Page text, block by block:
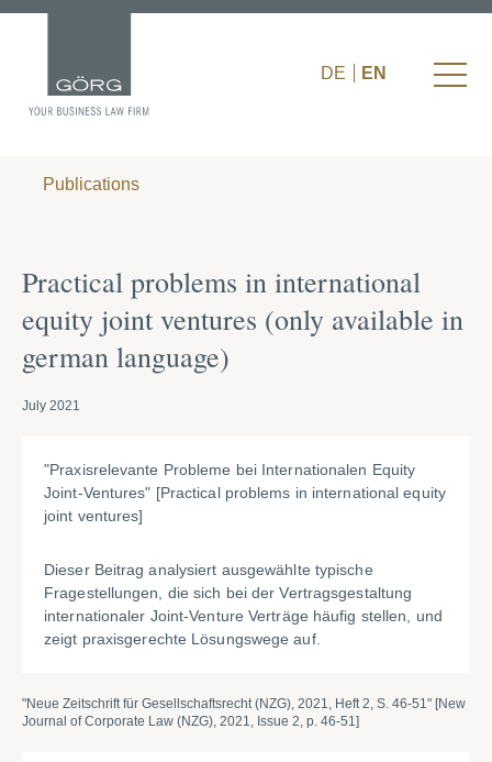
DE EN
Publications
Practical problems in international
equity joint ventures (only available in
german language)
July 2021
"Praxisrelevante Probleme bei Internationalen Equity
Joint-Ventures" [Practical problems in international equity
joint ventures]
Dieser Beitrag analysiert ausgewählte typische
Fragestellungen, die sich bei der Vertragsgestaltung
internationaler Joint-Venture Verträge häufig stellen, und
zeigt praxisgerechte Lösungswege auf.
"Neue Zeitschrift für Gesellschaftsrecht (NZG), 2021, Heft 2, S. 46-51" [New
Journal of Corporate Law (NZG), 2021, Issue 2, p. 46-51]